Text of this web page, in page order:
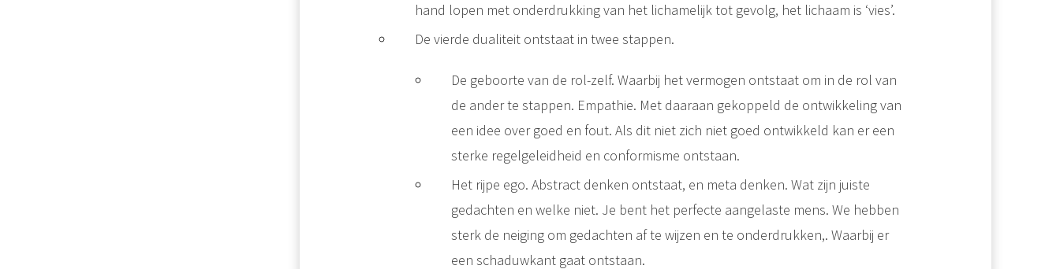
hand lopen met onderdrukking van het lichamelijk tot gevolg, het lichaam is ‘vies’.
De vierde dualiteit ontstaat in twee stappen.
De geboorte van de rol-zelf. Waarbij het vermogen ontstaat om in de rol van
de ander te stappen. Empathie. Met daaraan gekoppeld de ontwikkeling van
een idee over goed en fout. Als dit niet zich niet goed ontwikkeld kan er een
sterke regelgeleidheid en conformisme ontstaan.
Het rijpe ego. Abstract denken ontstaat, en meta denken. Wat zijn juiste
gedachten en welke niet. Je bent het perfecte aangelaste mens. We hebben
sterk de neiging om gedachten af te wijzen en te onderdrukken,. Waarbij er
een schaduwkant gaat ontstaan.